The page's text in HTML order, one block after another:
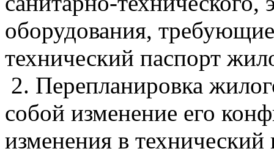
оборудования,
технический паспорт
2. Перепланировка
собой изменение его
изменения в